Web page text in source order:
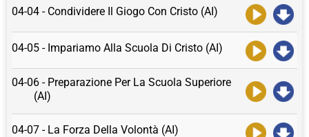
04-04 - Condividere Il Giogo Con Cristo (AI)
04-05 - Impariamo Alla Scuola Di Cristo (AI)
04-06 - Preparazione Per La Scuola Superiore
(AI)
04-07 - La Forza Della Volontà (AI)